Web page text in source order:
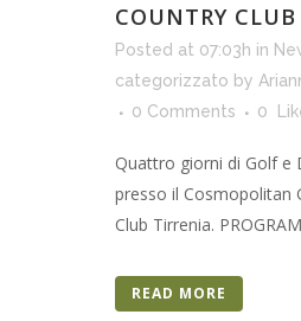
COUNTRY CLUB
Posted at 07:03h in
categorizzato by
0 Comments
0
Quattro giorni di Golf e
presso il Cosmopolitan
Club Tirrenia.
READ MORE